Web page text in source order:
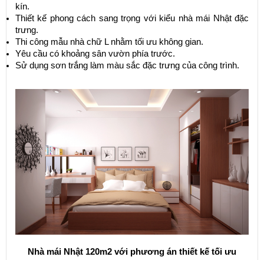
kín.
Thiết kế phong cách sang trọng với kiểu nhà mái Nhật đặc
trưng.
Thi công mẫu nhà chữ L nhằm tối ưu không gian.
Yêu cầu có khoảng sân vườn phía trước.
Sử dụng sơn trắng làm màu sắc đặc trưng của công trình.
Nhà mái Nhật 120m2 với phương án thiết kế tối ưu